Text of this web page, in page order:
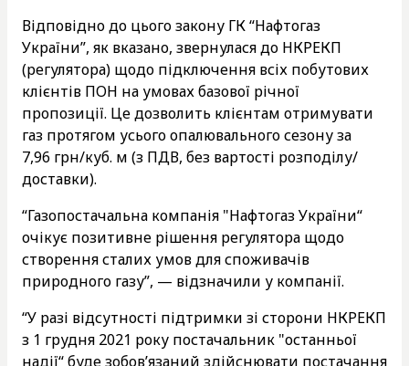
Відповідно до цього закону ГК “Нафтогаз
України”, як вказано, звернулася до НКРЕКП
(регулятора) щодо підключення всіх побутових
клієнтів ПОН на умовах базової річної
пропозиції. Це дозволить клієнтам отримувати
газ протягом усього опалювального сезону за
7,96 грн/куб. м (з ПДВ, без вартості розподілу/
доставки).
“Газопостачальна компанія "Нафтогаз України“
очікує позитивне рішення регулятора щодо
створення сталих умов для споживачів
природного газу”, — відзначили у компанії.
“У разі відсутності підтримки зі сторони НКРЕКП
з 1 грудня 2021 року постачальник "останньої
надії“ буде зобов’язаний здійснювати постачання